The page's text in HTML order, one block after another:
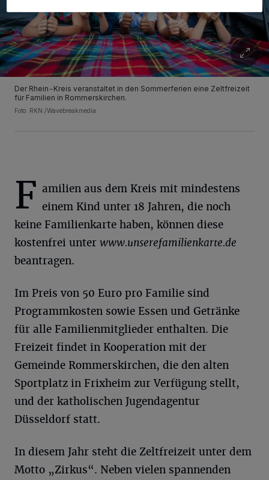
Der Rhein-Kreis veranstaltet in den Sommerferien eine Zeltfreizeit
für Familien in Rommerskirchen.
Foto: RKN./Wavebreakmedia
F amilien aus dem Kreis mit mindestens
einem Kind unter 18 Jahren, die noch
keine Familienkarte haben, können diese
kostenfrei unter www.unserefamilienkarte.de
beantragen.
Im Preis von 50 Euro pro Familie sind
Programmkosten sowie Essen und Getränke
für alle Familienmitglieder enthalten. Die
Freizeit findet in Kooperation mit der
Gemeinde Rommerskirchen, die den alten
Sportplatz in Frixheim zur Verfügung stellt,
und der katholischen Jugendagentur
Düsseldorf statt.
In diesem Jahr steht die Zeltfreizeit unter dem
Motto „Zirkus“. Neben vielen spannenden